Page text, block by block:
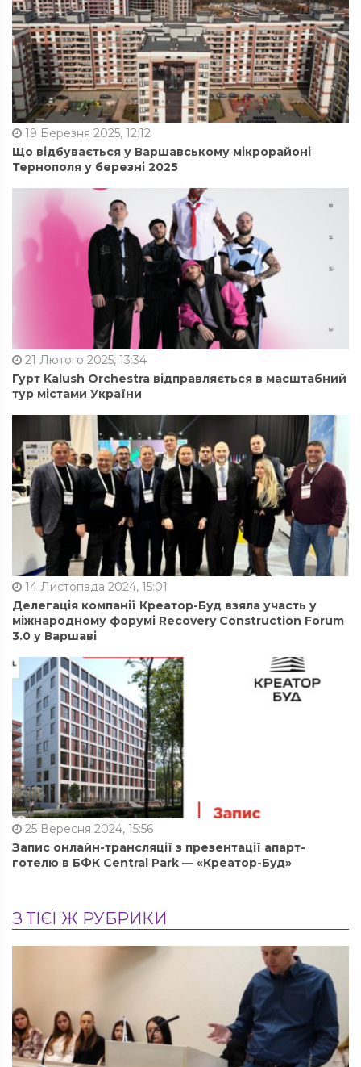
19 Березня 2025, 12:12
Що відбувається у Варшавському мікрорайоні
Тернополя у березні 2025
21 Лютого 2025, 13:34
Гурт Kalush Orchestra відправляється в масштабний
тур містами України
14 Листопада 2024, 15:01
Делегація компанії Креатор-Буд взяла участь у
міжнародному форумі Recovery Construction Forum
3.0 у Варшаві
25 Вересня 2024, 15:56
Запис онлайн-трансляції з презентації апарт-
готелю в БФК Central Park — «Креатор-Буд»
З ТІЄЇ Ж РУБРИКИ